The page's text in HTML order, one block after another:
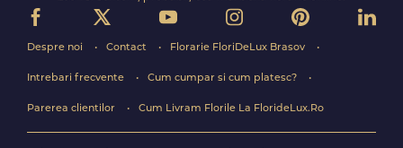
Despre noi Contact Florarie FloriDeLux Brasov
Intrebari frecvente Cum cumpar si cum platesc?
Parerea clientilor Cum Livram Florile La FlorideLux.Ro